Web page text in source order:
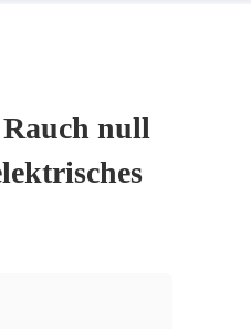
null